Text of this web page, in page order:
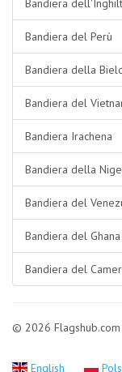
Bandiera
Bandiera del Perù
Bandiera della
Bandiera del
Bandiera Irachena
Bandiera della
Bandiera del
Bandiera del Ghana
Bandiera del
© 2026
English